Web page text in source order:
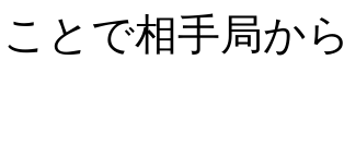
とで相手局か